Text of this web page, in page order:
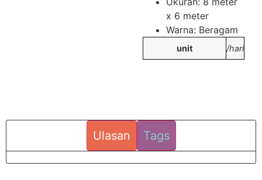
x 6 meter
Warna: Beragam
unit /hari
Ulasan Tags